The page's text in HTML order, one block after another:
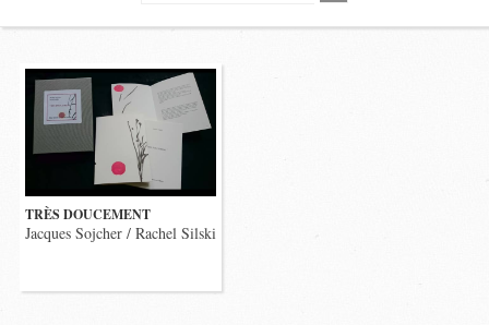
TRÈS DOUCEMENT
Jacques Sojcher / Rachel Silski